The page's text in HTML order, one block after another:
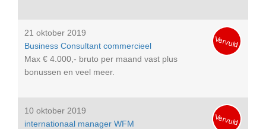
Vervuld
21 oktober 2019
Business Consultant commercieel
Max € 4.000,- bruto per maand vast plus
bonussen en veel meer.
Vervuld
10 oktober 2019
internationaal manager WFM